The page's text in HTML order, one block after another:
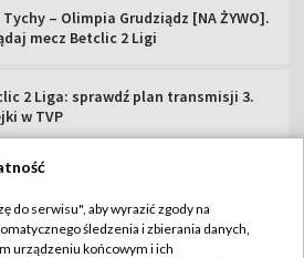
Tychy – Olimpia Grudziądz [NA ŻYWO].
mecz Betclic 2 Ligi
2 Liga: sprawdź plan transmisji 3.
w TVP
TVP
do serwisu", aby wyrazić zgody na
śledzenia i zbierania danych,
urządzeniu końcowym i ich